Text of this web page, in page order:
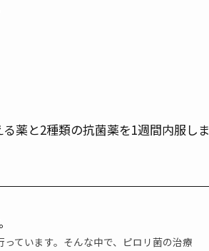
薬と2種類の抗菌薬を1週間内服しま
ています。そんな中で、ピロリ菌の治療